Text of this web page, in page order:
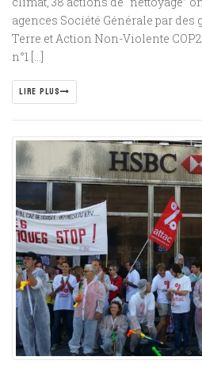
agences Société Générale par des
Terre et Action Non-Violente
n°1 […]
LIRE PLUS